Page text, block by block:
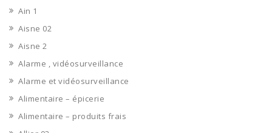
Ain 1
Aisne 02
Aisne 2
Alarme , vidéosurveillance
Alarme et vidéosurveillance
Alimentaire – épicerie
Alimentaire – produits frais